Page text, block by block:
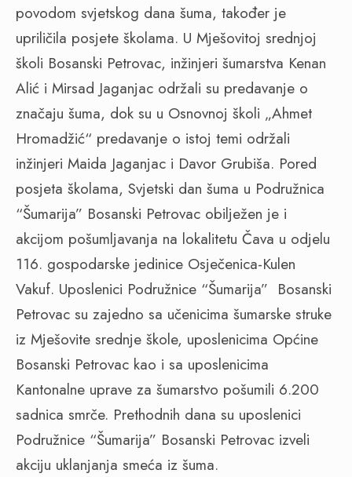
povodom svjetskog dana šuma, također je
upriličila posjete školama. U Mješovitoj srednjoj
školi Bosanski Petrovac, inžinjeri šumarstva Kenan
Alić i Mirsad Jaganjac održali su predavanje o
značaju šuma, dok su u Osnovnoj školi „Ahmet
Hromadžić“ predavanje o istoj temi održali
inžinjeri Maida Jaganjac i Davor Grubiša. Pored
posjeta školama, Svjetski dan šuma u Podružnica
“Šumarija” Bosanski Petrovac obilježen je i
akcijom pošumljavanja na lokalitetu Čava u odjelu
116. gospodarske jedinice Osječenica-Kulen
Vakuf. Uposlenici Podružnice “Šumarija” Bosanski
Petrovac su zajedno sa učenicima šumarske struke
iz Mješovite srednje škole, uposlenicima Općine
Bosanski Petrovac kao i sa uposlenicima
Kantonalne uprave za šumarstvo pošumili 6.200
sadnica smrče. Prethodnih dana su uposlenici
Podružnice “Šumarija” Bosanski Petrovac izveli
akciju uklanjanja smeća iz šuma.